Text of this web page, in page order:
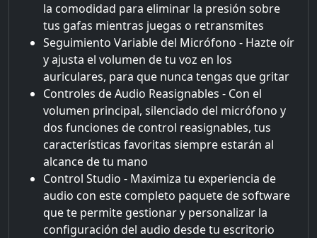
la comodidad para eliminar la presión sobre
tus gafas mientras juegas o retransmites
Seguimiento Variable del Micrófono - Hazte oír
y ajusta el volumen de tu voz en los
auriculares, para que nunca tengas que gritar
Controles de Audio Reasignables - Con el
volumen principal, silenciado del micrófono y
dos funciones de control reasignables, tus
características favoritas siempre estarán al
alcance de tu mano
Control Studio - Maximiza tu experiencia de
audio con este completo paquete de software
que te permite gestionar y personalizar la
configuración del audio desde tu escritorio